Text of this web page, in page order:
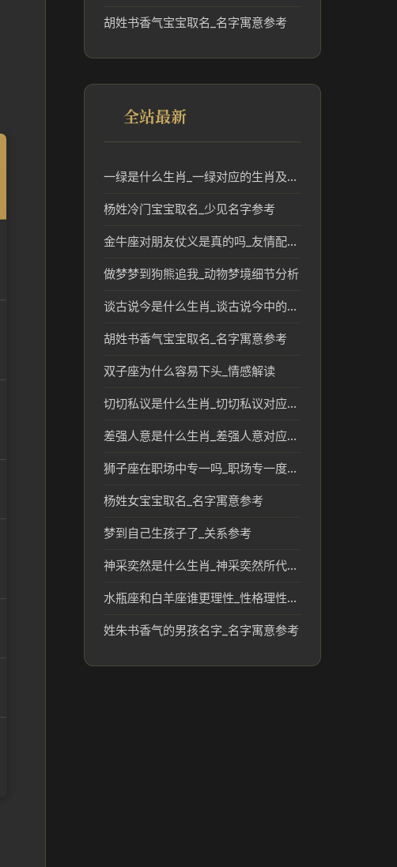
胡姓书香气宝宝取名_名字寓意参考
全站最新
一绿是什么生肖_一绿对应的生肖及其文化含义分析
杨姓冷门宝宝取名_少见名字参考
金牛座对朋友仗义是真的吗_友情配对解读
做梦梦到狗熊追我_动物梦境细节分析
谈古说今是什么生肖_谈古说今中的生肖文化解读
胡姓书香气宝宝取名_名字寓意参考
双子座为什么容易下头_情感解读
切切私议是什么生肖_切切私议对应的生肖文化解读
差强人意是什么生肖_差强人意对应的生肖文化解读
狮子座在职场中专一吗_职场专一度参考
杨姓女宝宝取名_名字寓意参考
梦到自己生孩子了_关系参考
神采奕然是什么生肖_神采奕然所代表的生肖文化解读
水瓶座和白羊座谁更理性_性格理性对比分析
姓朱书香气的男孩名字_名字寓意参考